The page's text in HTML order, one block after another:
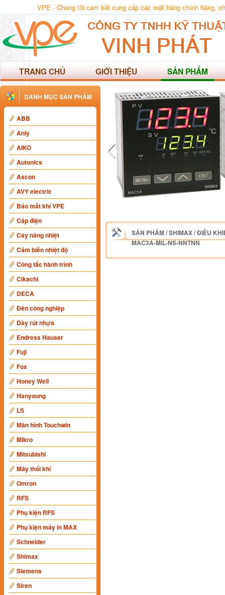
VPE - Chúng tôi cam kết cung cấp các mặt hàng chính hãng,
TRANG CHỦ GIỚI THIỆU SẢN PHẨM
DANH MỤC SẢN PHẨM
ABB
Anly
AIKO
Autonics
Ascon
AVY electric
Báo mất khí VPE
Cáp điện
Cây nâng nhiệt
Cảm biến nhiệt độ
Công tắc hành trình
Cikachi
DECA
Đèn công nghiệp
Dây rút nhựa
Endress Hauser
Fuji
Fox
Honey Well
Hanyoung
LS
Màn hình Touchwin
Mikro
Mitsubishi
Máy thổi khí
Omron
RFS
Phụ kiện RFS
Phụ kiện máy in MAX
Schneider
Shimax
Siemens
Siren
SẢN PHẨM/SHIMAX/ĐIỀU
MAC3A-MIL-NS-NNTNN